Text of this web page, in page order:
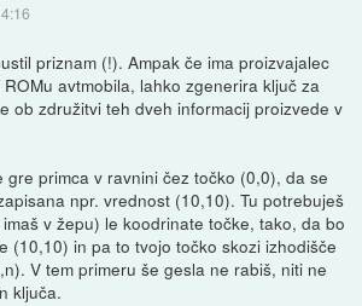
priznam (!). Ampak če ima proizvajalec
avtmobila, lahko zgenerira ključ za
ob združitvi teh dveh informacij proizvede v
gre primca v ravnini čez točko (0,0), da se
npr. vrednost (10,10). Tu potrebuješ
v žepu) le koodrinate točke, tako, da bo
(10,10) in pa to tvojo točko skozi izhodišče
V tem primeru še gesla ne rabiš, niti ne
ključa.